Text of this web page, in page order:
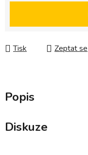
Tisk Zeptat se
Popis
Diskuze